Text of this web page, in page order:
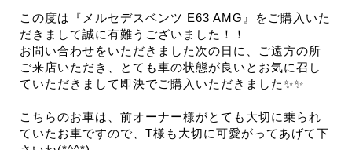
この度は『メルセデスベンツ E63 AMG』をご購入いた
だきまして誠に有難うございました！！
お問い合わせをいただきました次の日に、ご遠方の所
ご来店いただき、とても車の状態が良いとお気に召し
ていただきまして即決でご購入いただきました✨✨
こちらのお車は、前オーナー様がとても大切に乗られ
ていたお車ですので、T様も大切に可愛がってあげて下